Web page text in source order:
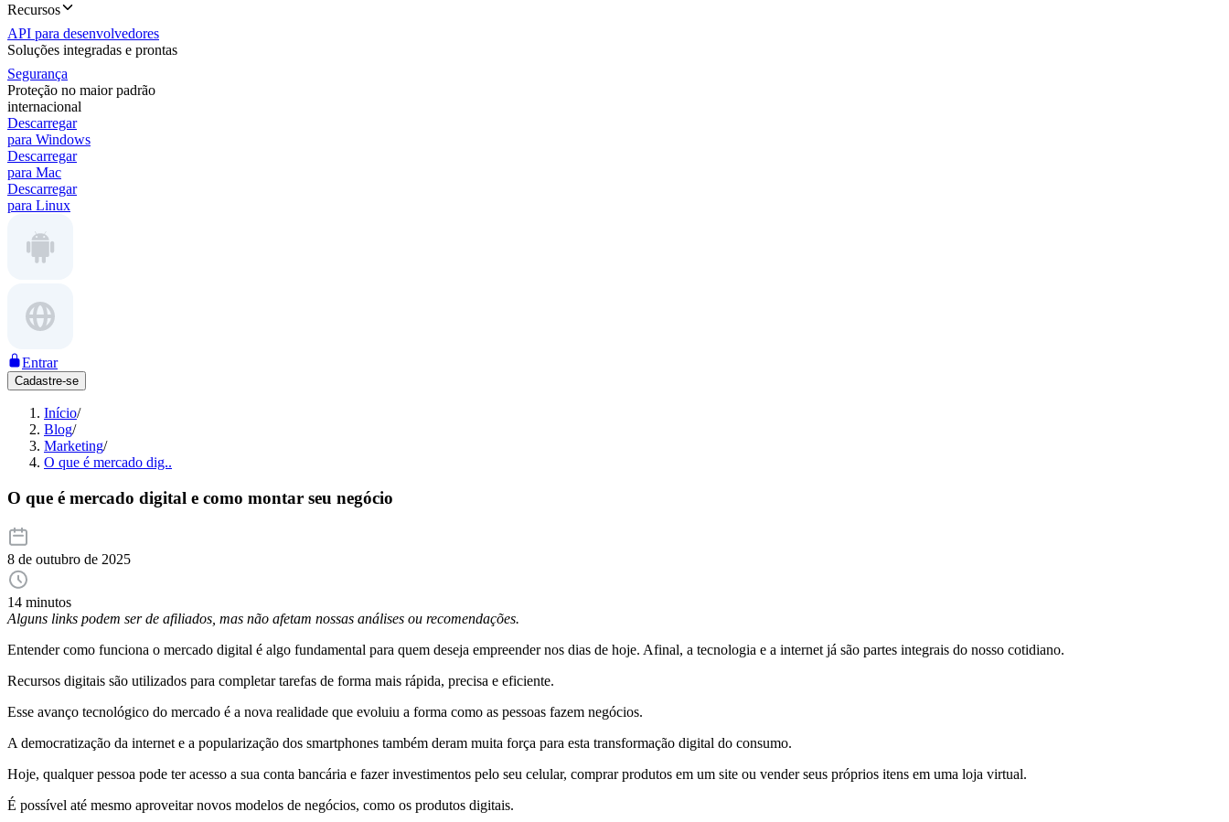
Recursos
API para desenvolvedores
Soluções integradas e prontas
Segurança
Proteção no maior padrão
internacional
Descarregar
para Windows
Descarregar
para Mac
Descarregar
para Linux
Entrar
Cadastre-se
Início/
Blog/
Marketing/
O que é mercado dig..
O que é mercado digital e como montar seu negócio
8 de outubro de 2025
14 minutos
Alguns links podem ser de afiliados, mas não afetam nossas análises ou recomendações.
Entender como funciona o mercado digital é algo fundamental para quem deseja empreender nos dias de hoje. Afinal, a tecnologia e a internet já são partes integrais do nosso cotidiano.
Recursos digitais são utilizados para completar tarefas de forma mais rápida, precisa e eficiente.
Esse avanço tecnológico do mercado é a nova realidade que evoluiu a forma como as pessoas fazem negócios.
A democratização da internet e a popularização dos smartphones também deram muita força para esta transformação digital do consumo.
Hoje, qualquer pessoa pode ter acesso a sua conta bancária e fazer investimentos pelo seu celular, comprar produtos em um site ou vender seus próprios itens em uma loja virtual.
É possível até mesmo aproveitar novos modelos de negócios, como os produtos digitais.